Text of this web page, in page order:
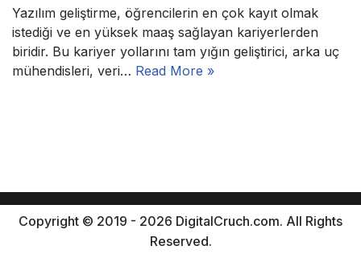
Yazılım geliştirme, öğrencilerin en çok kayıt olmak
istediği ve en yüksek maaş sağlayan kariyerlerden
biridir. Bu kariyer yollarını tam yığın geliştirici, arka uç
mühendisleri, veri… Read More »
Copyright © 2019 - 2026 DigitalCruch.com. All Rights
Reserved.